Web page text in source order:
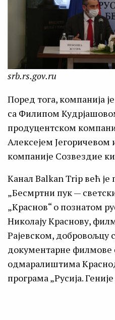
srb.rs.gov.ru
Поред тога, компанија
са Филипом
продуцентском
Алексејем Јегоричевом
компаније Созвездие
Канал Balkan Trip већ
„Бесмртни пук —
„Краснов“ о познатом
Николају Краснову,
Рајевском, добровољцу
документарне филмове
одмаралиштима
програма „Русија.